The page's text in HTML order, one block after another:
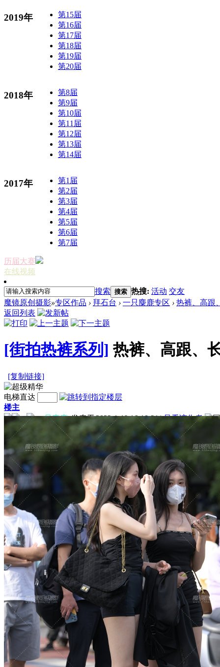
2019年
第15届
第16届
第17届
第18届
第19届
第20届
2018年
第8届
第9届
第10届
第11届
第12届
第13届
第14届
2017年
第1届
第2届
第3届
第4届
第5届
第6届
第7届
历届大赛
在线视频
搜索 搜索 热搜: 活动 交友
魔镜原创摄影»专区作品 › 拜石台 › 一只麋鹿专区 › 热裤、高跟
返回列表
[街拍热裤系列] 热裤、高跟、
[复制链接]
电梯直达
楼主
一只麋鹿 发表于 2023-1-19 16:18:31 | 只看该作者